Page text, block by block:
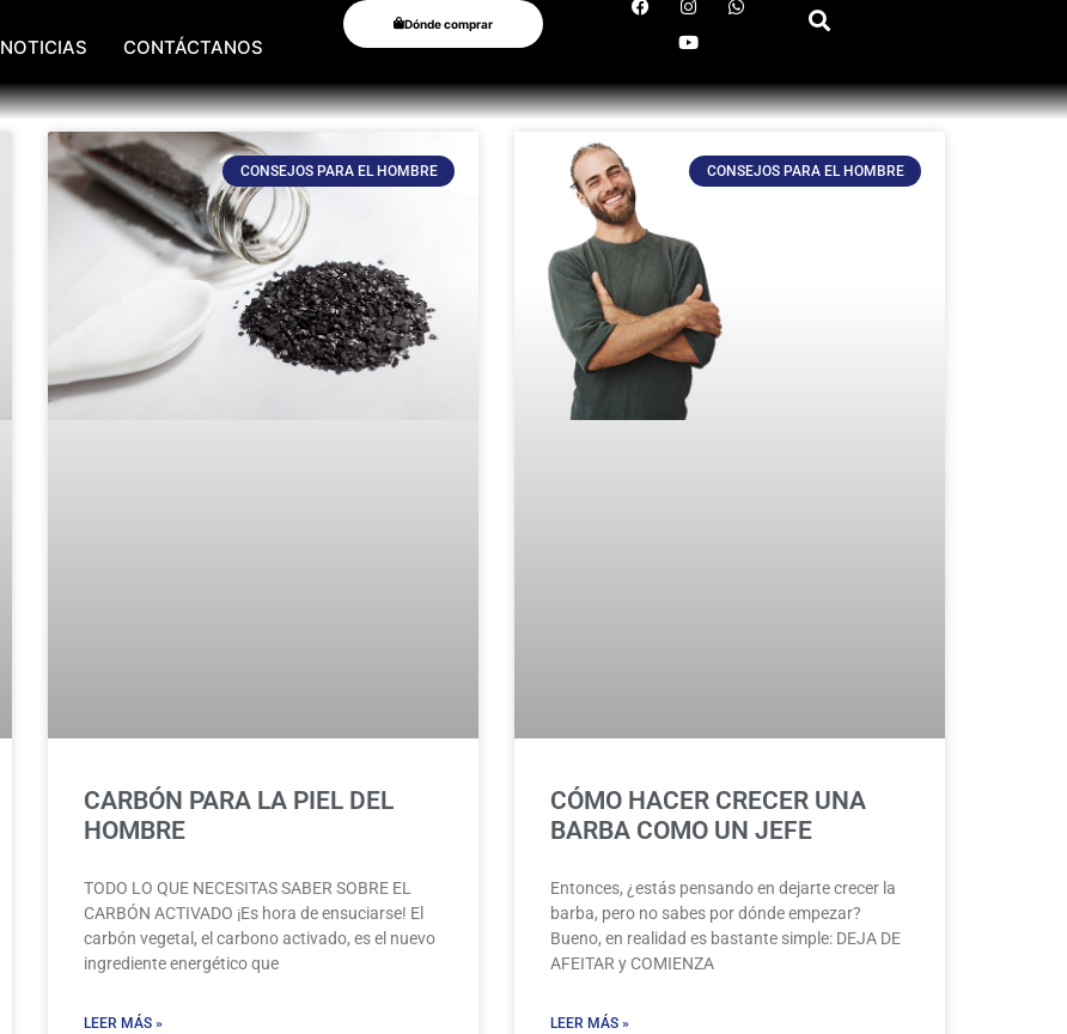
NOTICIAS CONTÁCTANOS
Dónde comprar
CONSEJOS PARA EL HOMBRE
CARBÓN PARA LA PIEL DEL
HOMBRE
TODO LO QUE NECESITAS SABER SOBRE EL
CARBÓN ACTIVADO ¡Es hora de ensuciarse! El
carbón vegetal, el carbono activado, es el nuevo
ingrediente energético que
LEER MÁS »
CONSEJOS PARA EL HOMBRE
CÓMO HACER CRECER UNA
BARBA COMO UN JEFE
Entonces, ¿estás pensando en dejarte crecer la
barba, pero no sabes por dónde empezar?
Bueno, en realidad es bastante simple: DEJA DE
AFEITAR y COMIENZA
LEER MÁS »